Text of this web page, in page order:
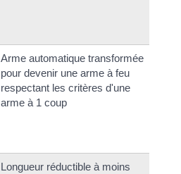
Arme automatique transformée
pour devenir une arme à feu
respectant les critères d'une
arme à 1 coup
Longueur réductible à moins